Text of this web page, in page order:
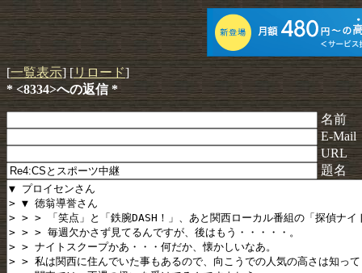
[一覧表示] [リロード]
* <8334>への返信 *
名前
E-Mail
URL
題名